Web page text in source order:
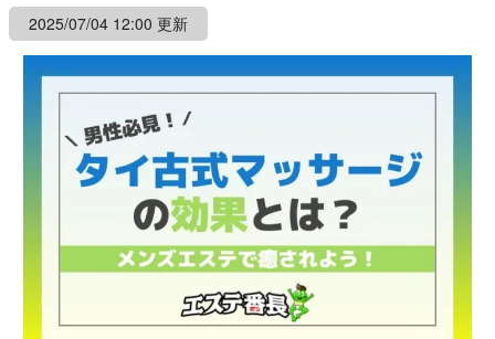
2025/07/04 12:00 更新